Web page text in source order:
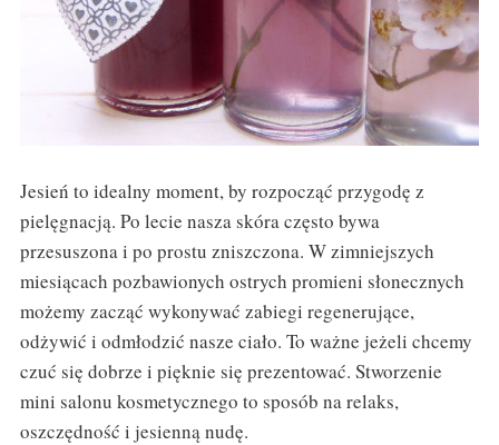
Jesień to idealny moment, by rozpocząć przygodę z
pielęgnacją. Po lecie nasza skóra często bywa
przesuszona i po prostu zniszczona. W zimniejszych
miesiącach pozbawionych ostrych promieni słonecznych
możemy zacząć wykonywać zabiegi regenerujące,
odżywić i odmłodzić nasze ciało. To ważne jeżeli chcemy
czuć się dobrze i pięknie się prezentować. Stworzenie
mini salonu kosmetycznego to sposób na relaks,
oszczędność i jesienną nudę.